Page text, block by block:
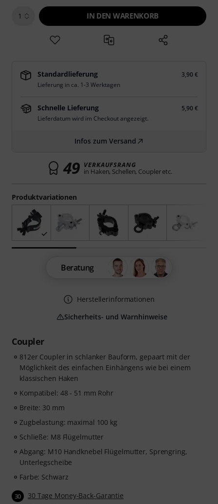
Coupler
812er Coupler in schlanker Bauform, gepaart mit der
Möglichkeit des einfachen Einhängens wie bei einem
klassischen Haken
Kompatibel: 48 - 51 mm Rohr
Breite: 30 mm
Zugbelastung: maximal 100 kg
Schließe: M8 Flügelmutter
Abgang: M10 Handknebel Flügelmutter, Sprengring,
Unterlegscheibe
Farbe: Schwarz
30 30 Tage Money-Back-Garantie
Produktvariationen
1 IN DEN WARENKORB
Standardlieferung
3,90 €
Lieferung in ca. 1-3 Werktagen
Schnelle Lieferung
5,90 €
Lieferdatum wird im Checkout angezeigt.
Infos zum Versand
49 VERKAUFSRANG
in Haken, Schellen, Coupler etc.
Beratung
Herstellerinformationen
Sicherheits- und Warnhinweise